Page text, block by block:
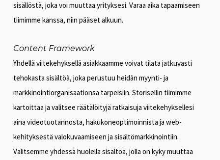
sisällöstä, joka voi muuttaa yrityksesi. Varaa aika tapaamiseen
tiimimme kanssa, niin pääset alkuun.
Content Framework
Yhdellä viitekehyksellä asiakkaamme voivat tilata jatkuvasti
tehokasta sisältöä, joka perustuu heidän myynti- ja
markkinointiorganisaationsa tarpeisiin. Storisellin tiimimme
kartoittaa ja valitsee räätälöityjä ratkaisuja viitekehyksellesi
aina videotuotannosta, hakukoneoptimoinnista ja web-
kehityksestä valokuvaamiseen ja sisältömarkkinointiin.
Valitsemme yhdessä huolella sisältöä, jolla on kyky muuttaa